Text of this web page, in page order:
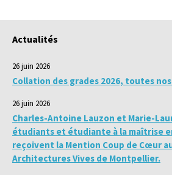
Actualités
26 juin 2026
Collation des grades 2026, toutes
26 juin 2026
Charles-Antoine Lauzon et Marie-
étudiants et étudiante à la maîtrise
reçoivent la Mention Coup de Cœur
Architectures Vives de Montpellier.